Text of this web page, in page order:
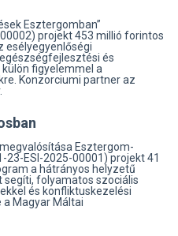
Esztergomban”
projekt 453 millió forintos
esélyegyenlőségi
és
figyelemmel a
Konzorciumi partner az
Esztergom-
23-ESI-2025-00001) projekt 41
a hátrányos helyzetű
folyamatos szociális
és konfliktuskezelési
Magyar Máltai